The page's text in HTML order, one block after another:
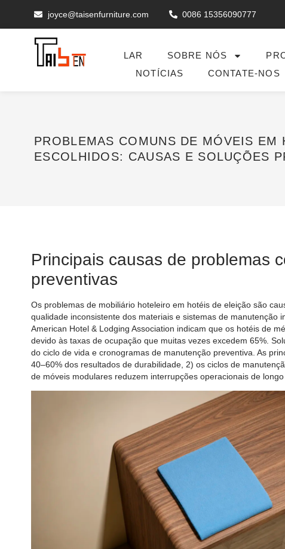
joyce@taisenfurniture.com 0086 15356090777
LAR SOBRE NÓS
NOTÍCIAS
CONTATE-NOS
PROBLEMAS COMUNS DE MÓVEIS EM
ESCOLHIDOS: CAUSAS E SOLUÇÕES
Principais causas de problemas
preventivas
Os problemas de mobiliário hoteleiro em hotéis de eleição são
qualidade inconsistente dos materiais e sistemas de manutenção
American Hotel & Lodging Association indicam que os hotéis de
devido às taxas de ocupação que muitas vezes excedem 65%.
do ciclo de vida e cronogramas de manutenção preventiva. As
40–60% dos resultados de durabilidade, 2) os ciclos de
de móveis modulares reduzem interrupções operacionais de longo